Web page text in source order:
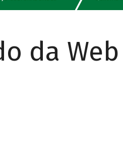
da Web